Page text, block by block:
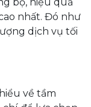
nhất. Đó như
dịch vụ tối
về tầm